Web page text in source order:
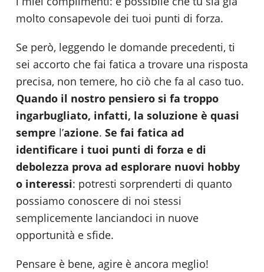
molto consapevole dei tuoi punti di forza.
Se però, leggendo le domande precedenti, ti
sei accorto che fai fatica a trovare una risposta
precisa, non temere, ho ciò che fa al caso tuo.
Quando il nostro pensiero si fa troppo
ingarbugliato, infatti, la soluzione è quasi
sempre l’azione. Se fai fatica ad
identificare i tuoi punti di forza e di
debolezza prova ad esplorare nuovi hobby
o interessi: potresti sorprenderti di quanto
possiamo conoscere di noi stessi
semplicemente lanciandoci in nuove
opportunità e sfide.
Pensare è bene, agire è ancora meglio!